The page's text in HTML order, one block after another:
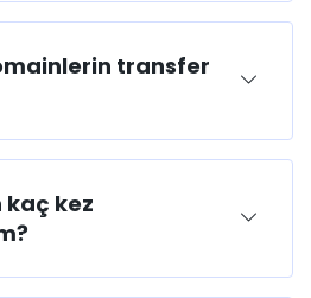
transfer
kez